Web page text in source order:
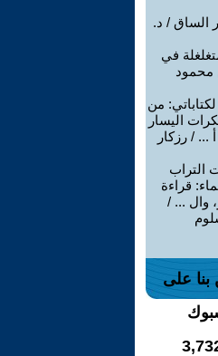
الساق / د.
في
محمود
من
اليسار
... / رزكار
التراب
قراءة
وال ... /
بنا على